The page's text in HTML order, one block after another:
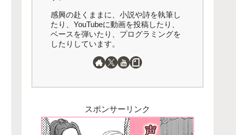
感興の赴くままに、小説や詩を執筆し
たり、YouTubeに動画を投稿したり、
ベースを弾いたり、プログラミングを
したりしています。
スポンサーリンク